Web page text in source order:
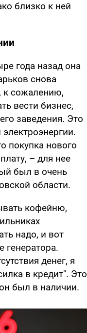
близко к ней
года назад она
снова
к сожалению,
вести бизнес,
заведения. Это
покупка нового
– для нее
был в очень
области.
кофейню,
надо, и вот
генератора.
денег, я
в кредит". Это
был в наличии.